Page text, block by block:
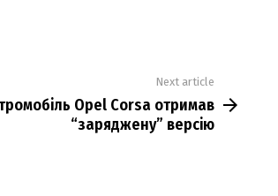
Next article
Opel Corsa отримав
“заряджену” версію